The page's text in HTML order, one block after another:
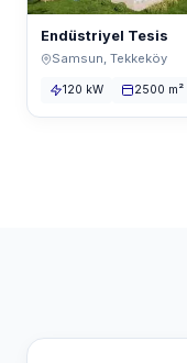
Endüstriyel Tesis
Samsun, Tekkeköy
120 kW 2500 m²